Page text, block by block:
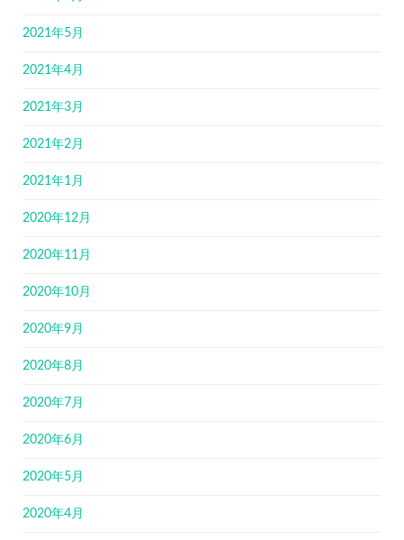
2021年5月
2021年4月
2021年3月
2021年2月
2021年1月
2020年12月
2020年11月
2020年10月
2020年9月
2020年8月
2020年7月
2020年6月
2020年5月
2020年4月